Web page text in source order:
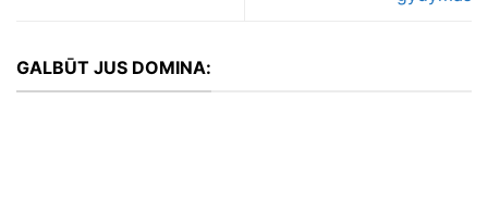
GALBŪT JUS DOMINA: